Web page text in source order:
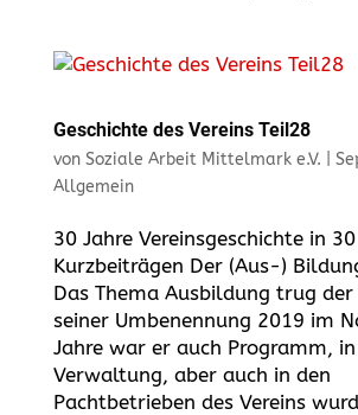
Geschichte des Vereins Teil28
von Soziale Arbeit Mittelmark e.V.
Allgemein
30 Jahre Vereinsgeschichte in 30
Kurzbeiträgen Der (Aus-)
Das Thema Ausbildung trug der
seiner Umbenennung 2019 im
Jahre war er auch Programm,
Verwaltung, aber auch in den
Pachtbetrieben des Vereins